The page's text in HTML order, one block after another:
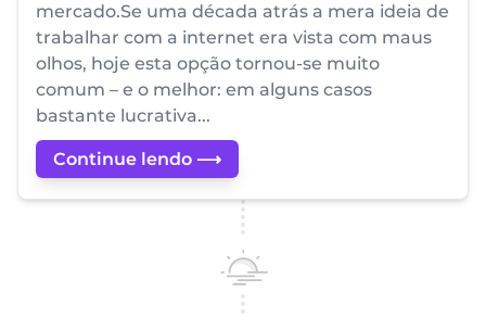
mercado.Se uma década atrás a mera ideia de
trabalhar com a internet era vista com maus
olhos, hoje esta opção tornou-se muito
comum – e o melhor: em alguns casos
bastante lucrativa...
Continue lendo ⟶